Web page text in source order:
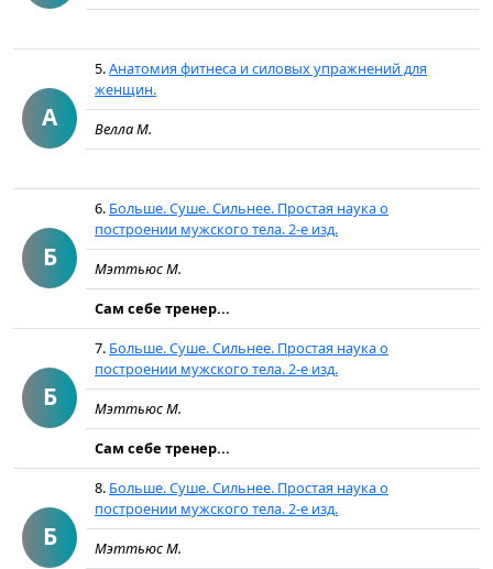
А
5.Анатомия фитнеса и силовых упражнений для
женщин.
Велла М.
Б
6. Больше. Суше. Сильнее. Простая наука о
построении мужского тела. 2-е изд.
Мэттьюс М.
Сам себе тренер...
Б
7. Больше. Суше. Сильнее. Простая наука о
построении мужского тела. 2-е изд.
Мэттьюс М.
Сам себе тренер...
Б
8. Больше. Суше. Сильнее. Простая наука о
построении мужского тела. 2-е изд.
Мэттьюс М.